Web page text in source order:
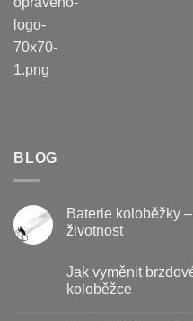
BLOG
Baterie koloběžky
životnost
textu
s
Jak vyměnit
koloběžce